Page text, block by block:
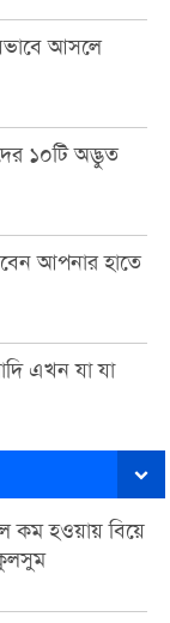
আসলে
১০টি অদ্ভুত
আপনার হাতে
এখন যা যা
কম হওয়ায় বিয়ে